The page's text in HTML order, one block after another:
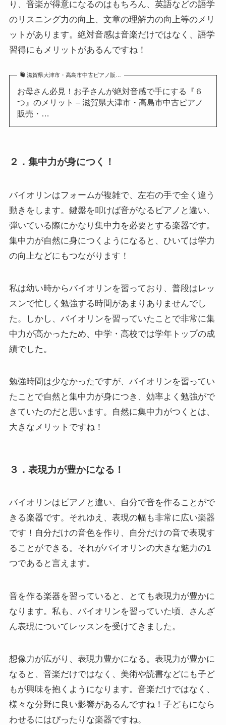
り、音楽が得意になるのはもちろん、英語などの語学
のリスニング力の向上、文章の理解力の向上等のメリ
ットがあります。絶対音感は音楽だけではなく、語学
習得にもメリットがあるんですね！
滋賀県大津市・高島市中古ピアノ販…
お母さん必見！お子さんが絶対音感で手にする『６
つ』のメリット – 滋賀県大津市・高島市中古ピアノ
販売・…
２．集中力が身につく！
バイオリンはフォームが複雑で、左右の手で全く違う
動きをします。鍵盤を叩けば音がなるピアノと違い、
弾いている際にかなり集中力を必要とする楽器です。
集中力が自然に身につくようになると、ひいては学力
の向上などにもつながります！
私は幼い時からバイオリンを習っており、普段はレッ
スンで忙しく勉強する時間があまりありませんでし
た。しかし、バイオリンを習っていたことで非常に集
中力が高かったため、中学・高校では学年トップの成
績でした。
勉強時間は少なかったですが、バイオリンを習ってい
たことで自然と集中力が身につき、効率よく勉強がで
きていたのだと思います。自然に集中力がつくとは、
大きなメリットですね！
３．表現力が豊かになる！
バイオリンはピアノと違い、自分で音を作ることがで
きる楽器です。それゆえ、表現の幅も非常に広い楽器
です！自分だけの音色を作り、自分だけの音で表現す
ることができる。それがバイオリンの大きな魅力の1
つであると言えます。
音を作る楽器を習っていると、とても表現力が豊かに
なります。私も、バイオリンを習っていた頃、さんざ
ん表現についてレッスンを受けてきました。
想像力が広がり、表現力豊かになる。表現力が豊かに
なると、音楽だけではなく、美術や読書などにも子ど
もが興味を抱くようになります。音楽だけではなく、
様々な分野に良い影響があるんですね！子どもになら
わせるにはぴったりな楽器ですね。